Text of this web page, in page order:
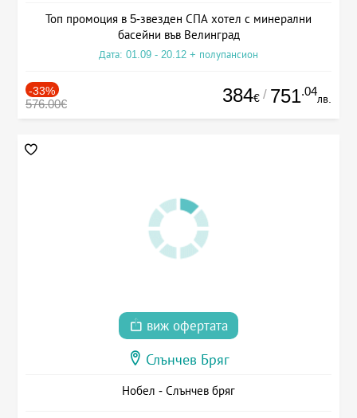
Топ промоция в 5-звезден СПА хотел с минерални
басейни във Велинград
Дата: 01.09 - 20.12 + полупансион
-33%
576.00€ 384€ / 751.04
лв.
виж офертата
Слънчев Бряг
Нобел - Слънчев бряг